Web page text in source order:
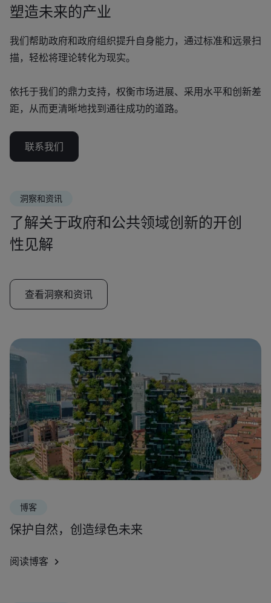
塑造未来的产业
我们帮助政府和政府组织提升自身能力，通过标准和远景扫
描，轻松将理论转化为现实。
依托于我们的鼎力支持，权衡市场进展、采用水平和创新差
距，从而更清晰地找到通往成功的道路。
联系我们
洞察和资讯
了解关于政府和公共领域创新的开创
性见解
查看洞察和资讯
博客
保护自然，创造绿色未来
阅读博客